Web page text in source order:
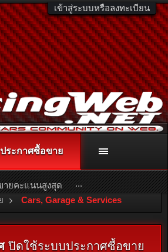
เข้าสู่ระบบหรือลงทะเบียน
หรือโทร. 081-811-1138
ายละเอียดเพิ่มเติม คลิกที่นี่
Cars, Garage & Services
ปิดใช้ระบบประกาศซื้อขาย
ประกาศซื้อขาย
ายคะแนนสูงสุด ...